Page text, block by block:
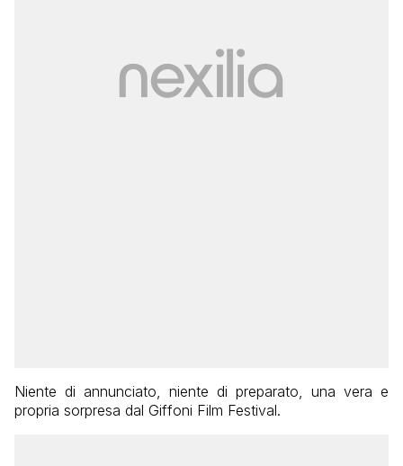
Niente di annunciato, niente di preparato, una vera e
propria sorpresa dal Giffoni Film Festival.